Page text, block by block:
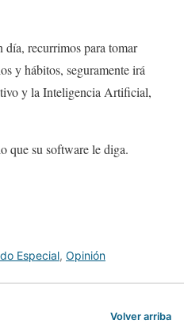
recurrimos para tomar
y hábitos, seguramente irá
y la Inteligencia Artificial,
que su software le diga.
Especial, Opinión
Volver arriba